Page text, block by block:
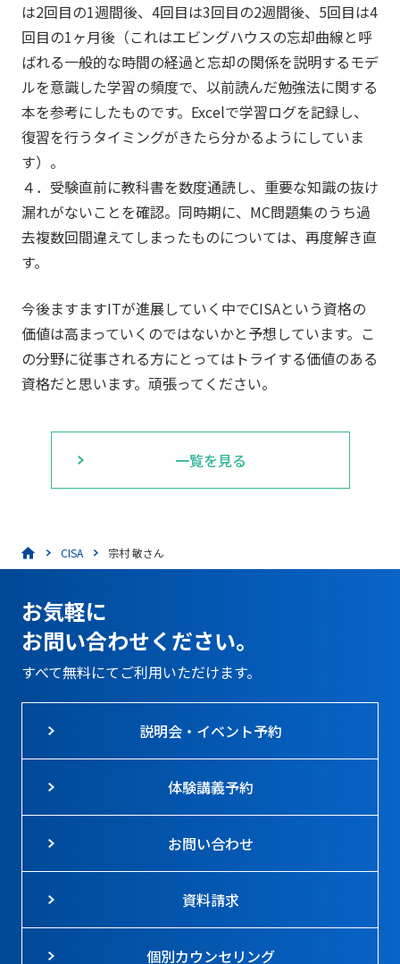
は2回目の1週間後、4回目は3回目の2週間後、5回目は4
回目の1ヶ月後（これはエビングハウスの忘却曲線と呼
ばれる一般的な時間の経過と忘却の関係を説明するモデ
ルを意識した学習の頻度で、以前読んだ勉強法に関する
本を参考にしたものです。Excelで学習ログを記録し、
復習を行うタイミングがきたら分かるようにしていま
す）。
４．受験直前に教科書を数度通読し、重要な知識の抜け
漏れがないことを確認。同時期に、MC問題集のうち過
去複数回間違えてしまったものについては、再度解き直
す。
今後ますますITが進展していく中でCISAという資格の
価値は高まっていくのではないかと予想しています。こ
の分野に従事される方にとってはトライする価値のある
資格だと思います。頑張ってください。
一覧を見る
CISA 宗村 敏さん
お気軽に
お問い合わせください。
すべて無料にてご利用いただけます。
説明会・イベント予約
体験講義予約
お問い合わせ
資料請求
個別カウンセリング